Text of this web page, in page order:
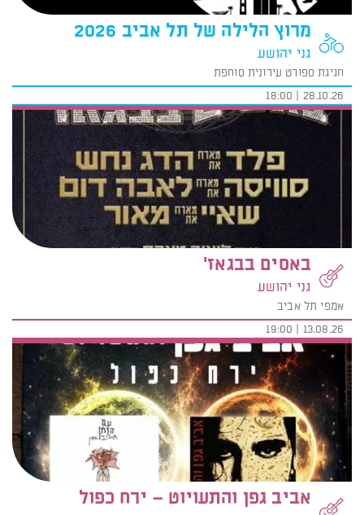
מרוץ הלילה של תל אביב 2026
גני יהושע
חגיגת ספורט עירונית סוחפת
28.10.26 | 18:00
באסים בבגאז'
גני יהושע
אמפי תל אביב
13.08.26 | 19:00
אביב גפן והתעויוט – ירח כפול